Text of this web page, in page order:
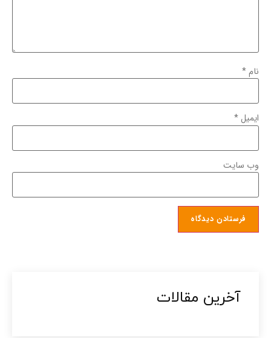
نام*
ایمیل*
وب‌ سایت
آخرین مقالات​